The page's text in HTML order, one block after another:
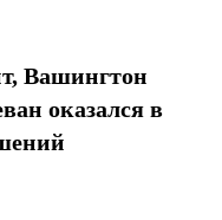
Вашингтон
оказался в